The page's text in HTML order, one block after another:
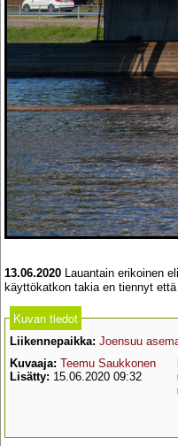
13.06.2020 Lauantain erikoinen
käyttökatkon takia en tiennyt
Kuvan tiedot
Liikennepaikka: Joensuu
Kuvaaja: Teemu Saukkonen
Lisätty: 15.06.2020 09:32